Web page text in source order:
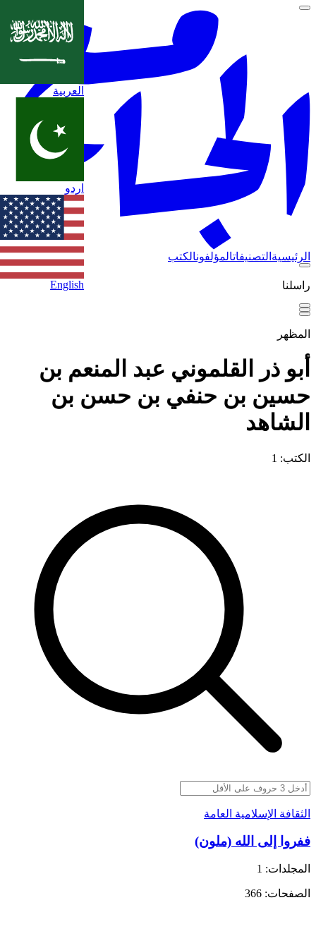
الرئيسية التصنيفاتالمؤلفونالكتب
راسلنا
العربية
اردو
English
المظهر
أبو ذر القلموني عبد المنعم بن
حسين بن حنفي بن حسن بن
الشاهد
الكتب: 1
الثقافة الإسلامية العامة
ففروا إلى الله (ملون)
المجلدات: 1
الصفحات: 366